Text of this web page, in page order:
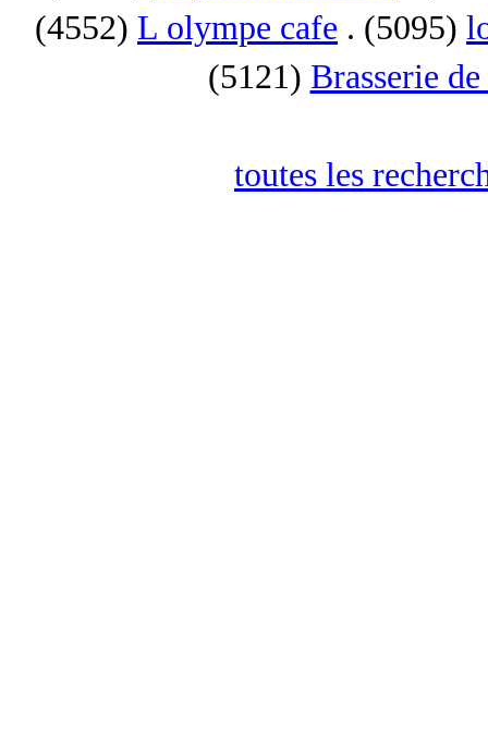
(4552) L olympe cafe . (5095)
(5121) Brasserie
toutes les